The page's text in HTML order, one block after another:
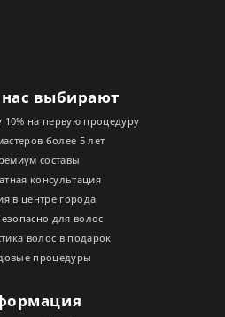
выбирают
10% на первую процедуру
более 5 лет
составы
консультация
в центре города
для волос
волос в подарок
процедуры